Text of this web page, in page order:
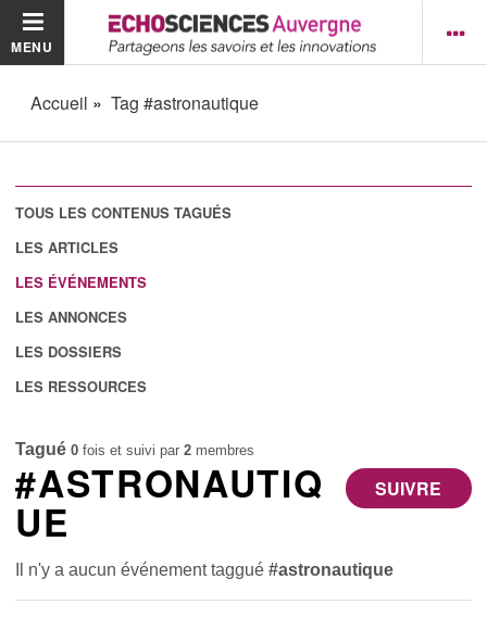
MENU
Accueil Tag #astronautique
TOUS LES CONTENUS TAGUÉS
LES ARTICLES
LES ÉVÉNEMENTS
LES ANNONCES
LES DOSSIERS
LES RESSOURCES
Tagué 0 fois et suivi par2 membres
SUIVRE
#ASTRONAUTIQ
UE
Il n'y a aucun événement taggué#astronautique